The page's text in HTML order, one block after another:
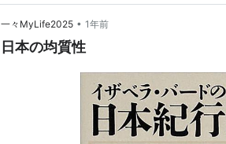
一々MyLife2025 • 1年前
日本の均質性